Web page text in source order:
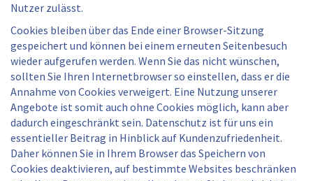
Nutzer zulässt.
Cookies bleiben über das Ende einer Browser-Sitzung
gespeichert und können bei einem erneuten Seitenbesuch
wieder aufgerufen werden. Wenn Sie das nicht wünschen,
sollten Sie Ihren Internetbrowser so einstellen, dass er die
Annahme von Cookies verweigert. Eine Nutzung unserer
Angebote ist somit auch ohne Cookies möglich, kann aber
dadurch eingeschränkt sein. Datenschutz ist für uns ein
essentieller Beitrag in Hinblick auf Kundenzufriedenheit.
Daher können Sie in Ihrem Browser das Speichern von
Cookies deaktivieren, auf bestimmte Websites beschränken